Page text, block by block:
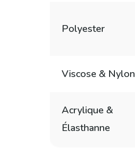
Polyester
Viscose & Nylon
Acrylique &
Élasthanne